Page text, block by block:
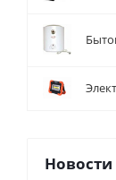
Новости